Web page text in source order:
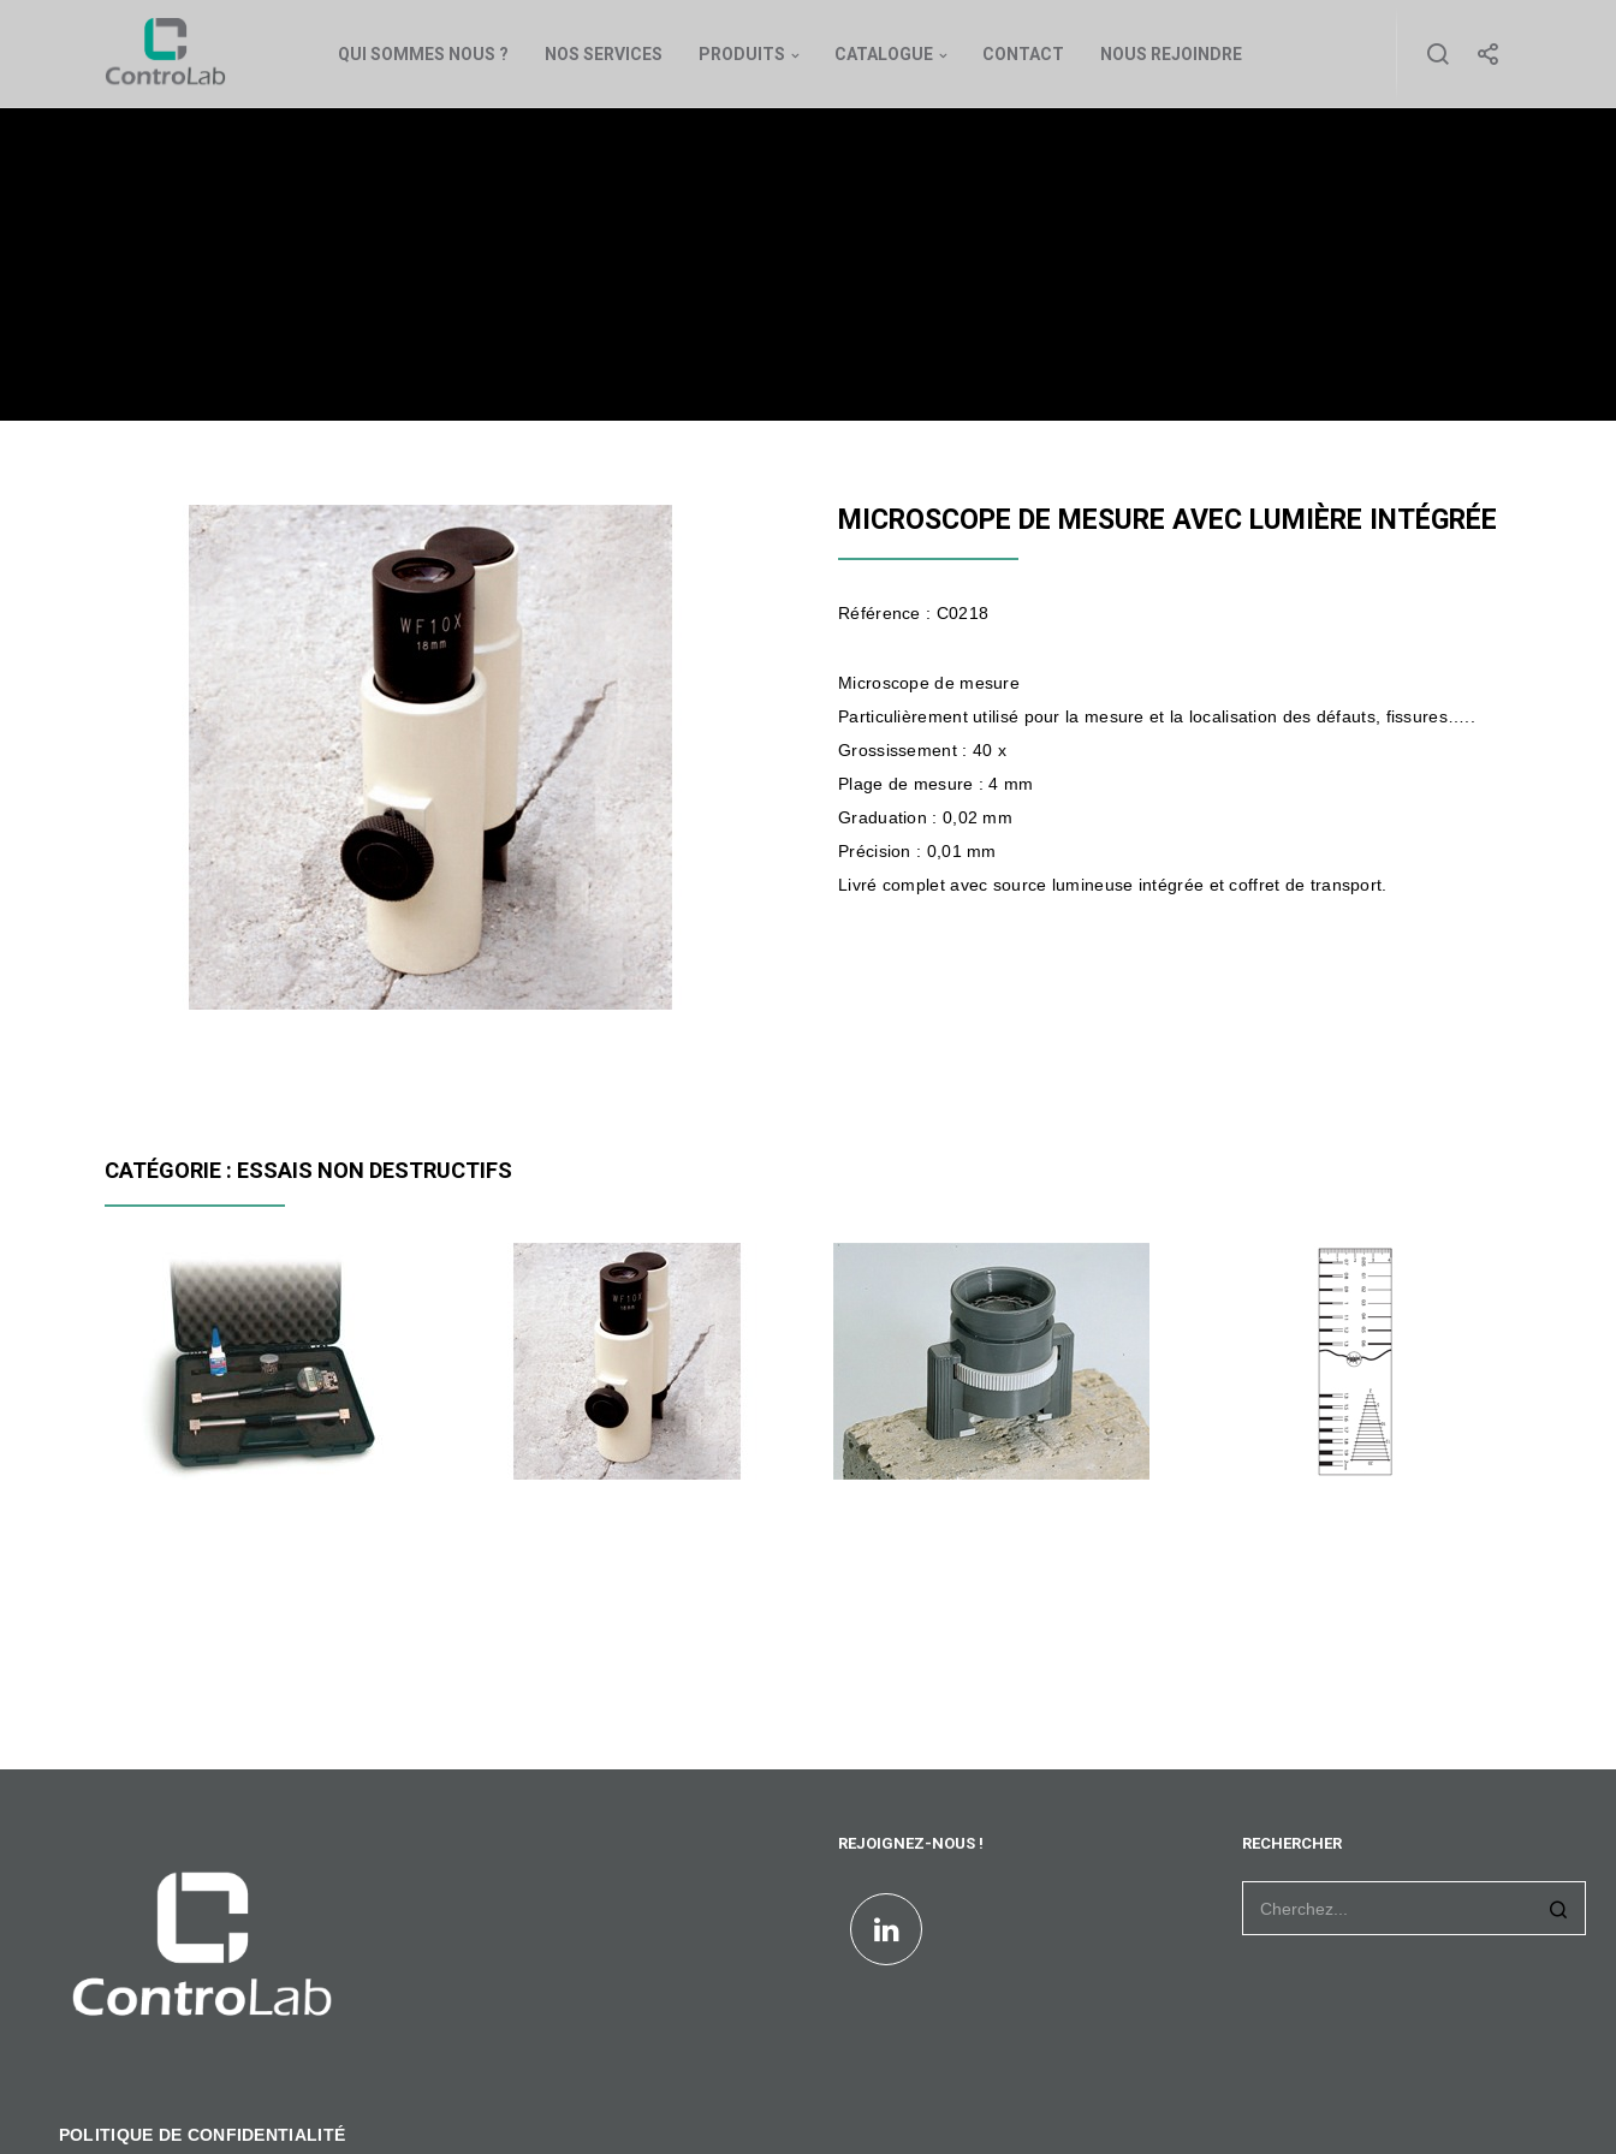
QUI SOMMES NOUS ? NOS SERVICES PRODUITS CATALOGUE CONTACT NOUS REJOINDRE
MICROSCOPE DE MESURE AVEC LUMIÈRE INTÉGRÉE
Référence : C0218
Microscope de mesure
Particulièrement utilisé pour la mesure et la localisation des défauts, fissures…..
Grossissement : 40 x
Plage de mesure : 4 mm
Graduation : 0,02 mm
Précision : 0,01 mm
Livré complet avec source lumineuse intégrée et coffret de transport.
CATÉGORIE : ESSAIS NON DESTRUCTIFS
POLITIQUE DE CONFIDENTIALITÉ
REJOIGNEZ-NOUS ! RECHERCHER